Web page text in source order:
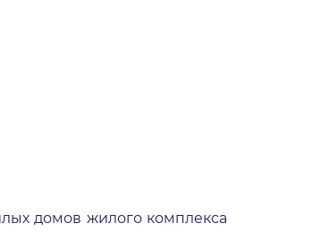
домов жилого комплекса